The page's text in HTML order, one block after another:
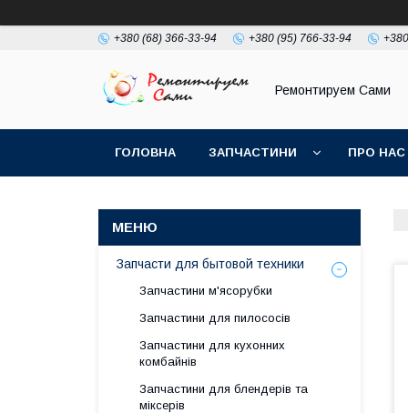
+380 (68) 366-33-94 +380 (95) 766-33-94
Ремонтируем Сами
ГОЛОВНА ЗАПЧАСТИНИ ПРО НАС
Запчасти для бытовой техники
Запчастини м'ясорубки
Запчастини для пилососів
Запчастини для кухонних
комбайнів
Запчастини для блендерів та
міксерів